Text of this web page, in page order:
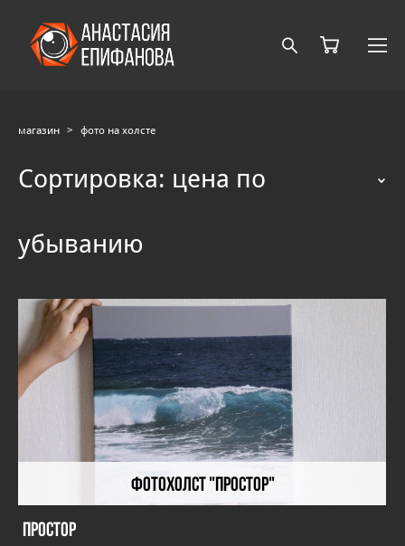
магазин > фото на холсте
Сортировка: цена по
убыванию
Фотохолст "Простор"
Простор